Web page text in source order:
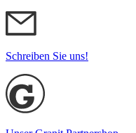
Schreiben Sie uns!